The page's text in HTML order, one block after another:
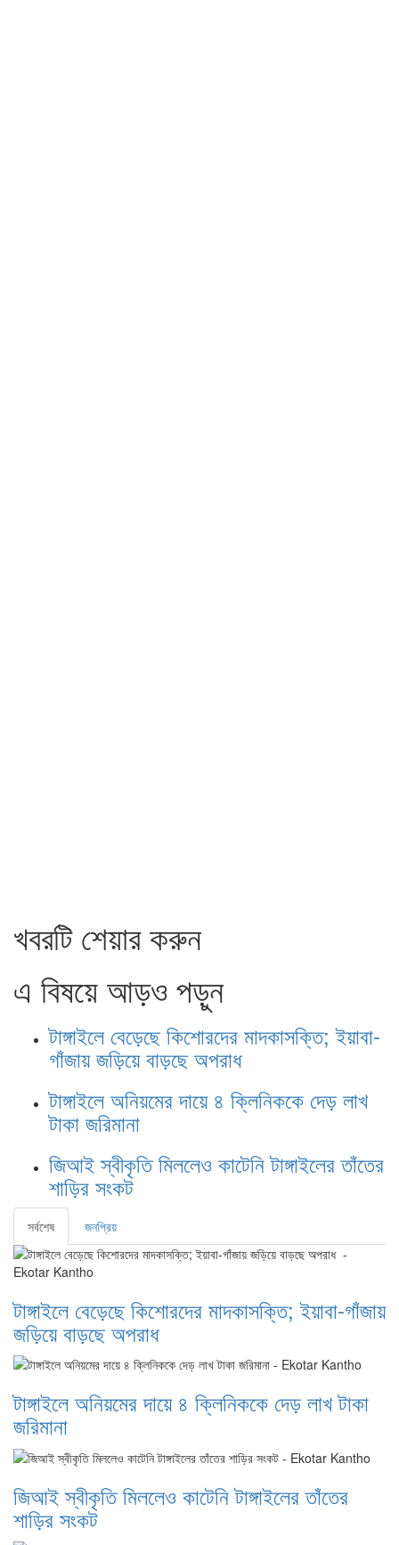
খবরটি শেয়ার করুন
এ বিষয়ে আড়ও পড়ুন
টাঙ্গাইলে বেড়েছে কিশোরদের মাদকাসক্তি; ইয়াবা-
গাঁজায় জড়িয়ে বাড়ছে অপরাধ
টাঙ্গাইলে অনিয়মের দায়ে ৪ ক্লিনিককে দেড় লাখ
টাকা জরিমানা
জিআই স্বীকৃতি মিললেও কাটেনি টাঙ্গাইলের তাঁতের
শাড়ির সংকট
সর্বশেষ জনপ্রিয়
টাঙ্গাইলে বেড়েছে কিশোরদের মাদকাসক্তি; ইয়াবা-গাঁজায়
জড়িয়ে বাড়ছে অপরাধ
টাঙ্গাইলে অনিয়মের দায়ে ৪ ক্লিনিককে দেড় লাখ টাকা
জরিমানা
জিআই স্বীকৃতি মিললেও কাটেনি টাঙ্গাইলের তাঁতের
শাড়ির সংকট